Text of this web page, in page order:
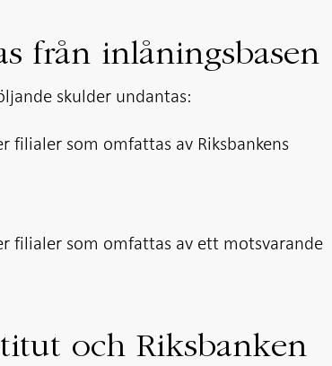
från inlåningsbasen
skulder undantas:
som omfattas av Riksbankens
filialer som omfattas av ett motsvarande
och Riksbanken